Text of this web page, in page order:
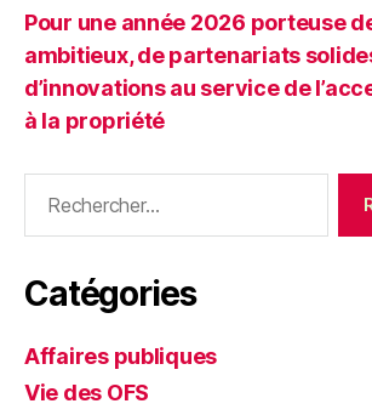
Pour une année 2026 porteuse
ambitieux, de partenariats
d’innovations au service de
à la propriété
Catégories
Affaires publiques
Vie des OFS